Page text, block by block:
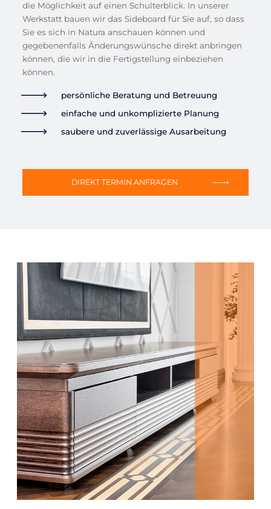
die Möglichkeit auf einen Schulterblick. In unserer
Werkstatt bauen wir das Sideboard für Sie auf, so dass
Sie es sich in Natura anschauen können und
gegebenenfalls Änderungswünsche direkt anbringen
können, die wir in die Fertigstellung einbeziehen
können.
persönliche Beratung und Betreuung
einfache und unkomplizierte Planung
saubere und zuverlässige Ausarbeitung
DIREKT TERMIN ANFRAGEN